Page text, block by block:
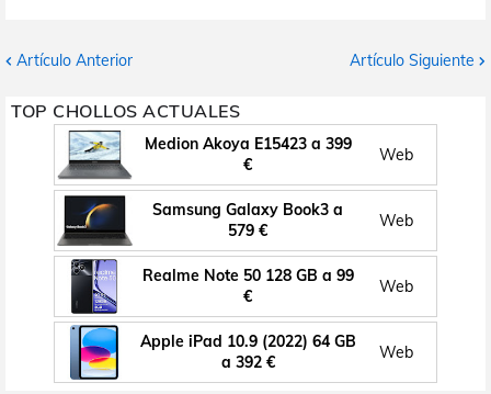
Artículo Anterior Artículo Siguiente
TOP CHOLLOS ACTUALES
Medion Akoya E15423 a 399
€
Web
Samsung Galaxy Book3 a
579 €
Web
Realme Note 50 128 GB a 99
€
Web
Apple iPad 10.9 (2022) 64 GB
a 392 €
Web